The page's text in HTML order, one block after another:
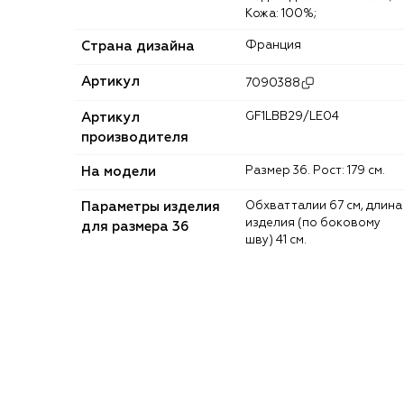
Кожа: 100%;
Страна дизайна Франция
Артикул 7090388
Артикул
производителя
GF1LBB29/LE04
На модели Размер 36. Рост: 179 см.
Параметры изделия
для размера 36
Обхват талии 67 см, длина
изделия (по боковому
шву) 41 см.